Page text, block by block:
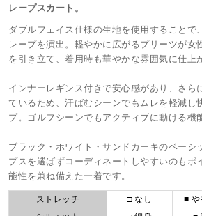
レープスカート。
ダブルフェイス仕様の生地を使用することで
レープを演出。軽やかに広がるプリーツが女
を引き立て、着用時も華やかな雰囲気に仕上
インナーレギンス付きで安心感があり、さら
ているため、汗ばむシーンでもムレを軽減し
プ。ゴルフシーンでもアクティブに動ける機
ブラック・ホワイト・サンドカーキのベーシ
プスを選ばずコーディネートしやすいのもポ
能性を兼ね備えた一着です。
ストレッチ □ なし ■ や